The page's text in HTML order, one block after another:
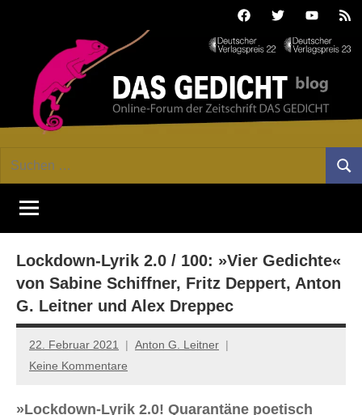
FacebookTwitterYoutube
GEDICHT
blog
Forum
von
DAS
Lyrik,
Essay
Suchen
Lockdown-Lyrik 2.0 / 100: »Vier Gedichte«
von Sabine Schiffner, Fritz Deppert, Anton
G. Leitner und Alex Dreppec
22. Februar 2021
Anton G. Leitner
Keine Kommentare
»Lockdown-Lyrik 2.0! Quarantäne poetisch